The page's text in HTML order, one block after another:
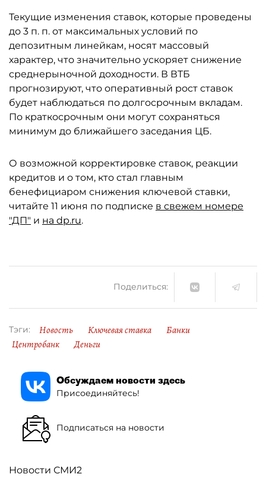
Текущие изменения ставок, которые проведены
до 3 п. п. от максимальных условий по
депозитным линейкам, носят массовый
характер, что значительно ускоряет снижение
среднерыночной доходности. В ВТБ
прогнозируют, что оперативный рост ставок
будет наблюдаться по долгосрочным вкладам.
По краткосрочным они могут сохраняться
минимум до ближайшего заседания ЦБ.
О возможной корректировке ставок, реакции
кредитов и о том, кто стал главным
бенефициаром снижения ключевой ставки,
читайте 11 июня по подписке в свежем номере
"ДП" и на dp.ru.
Поделиться:
Тэги: Новость Ключевая ставка
Банки
Центробанк
Деньги
Обсуждаем новости здесь
Присоединяйтесь!
Подписаться на новости
Новости СМИ2